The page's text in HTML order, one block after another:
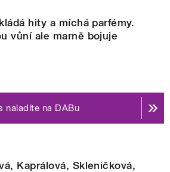
hity a míchá parfémy.
vůní ale marně bojuje
naladíte na DABu
Kaprálová, Skleničková,